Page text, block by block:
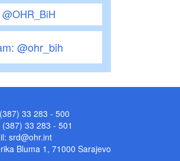
@ohr_bih
33 283 - 500
(387) 33 283 - 501
srd@ohr.int
Bluma 1, 71000 Sarajevo